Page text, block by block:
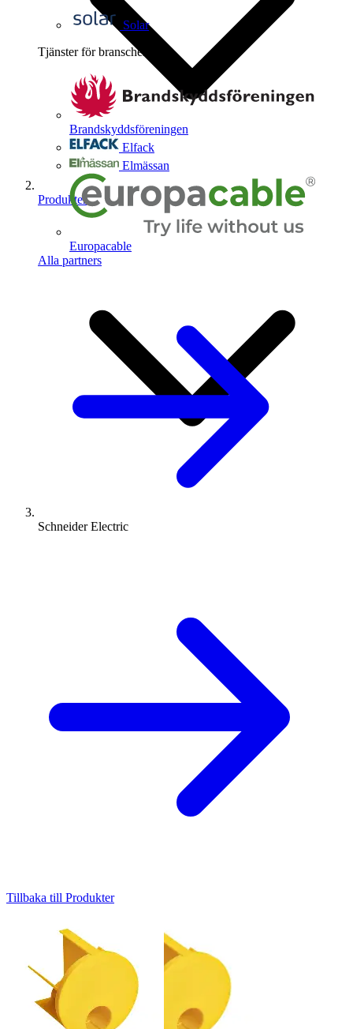
Solar
Tjänster för branschen
Brandskyddsföreningen
Elfack
Elmässan
Europacable
Alla partners
Produkter
Schneider Electric
Tillbaka till Produkter